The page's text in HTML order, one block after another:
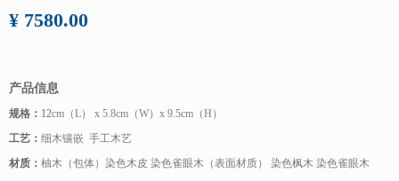
¥ 7580.00
产品信息
规格： 12cm（L） x 5.8cm（W）x 9.5cm（H）
工艺： 细木镶嵌 手工木艺
材质： 柚木（包体）染色木皮 染色雀眼木（表面材质） 染色枫木 染色雀眼木